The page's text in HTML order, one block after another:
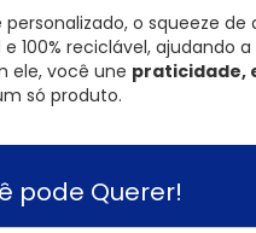
o squeeze de
100% reciclável, ajudando
ele, você une praticidade,
só produto.
pode Querer!